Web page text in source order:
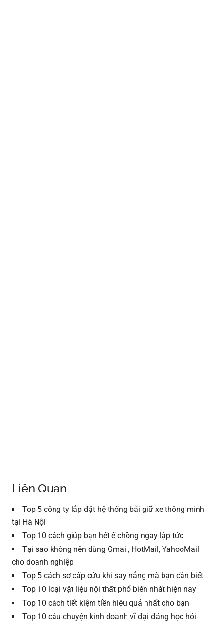
Liên Quan
Top 5 công ty lắp đặt hệ thống bãi giữ xe thông minh
tại Hà Nội
Top 10 cách giúp bạn hết ế chồng ngay lập tức
Tại sao không nên dùng Gmail, HotMail, YahooMail
cho doanh nghiệp
Top 5 cách sơ cấp cứu khi say nắng mà bạn cần biết
Top 10 loại vật liệu nội thất phổ biến nhất hiện nay
Top 10 cách tiết kiệm tiền hiệu quả nhất cho bạn
Top 10 câu chuyện kinh doanh vĩ đại đáng học hỏi